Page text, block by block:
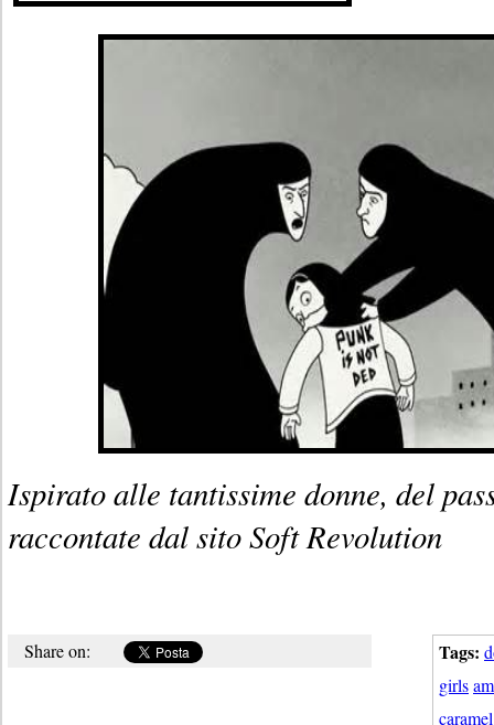
Ispirato alle tantissime donne, del
raccontate dal sito Soft Revolution
Tags:
girls
Share on: